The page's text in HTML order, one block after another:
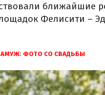
ближайшие
Фелисити –
ФОТО СО СВАДЬБЫ